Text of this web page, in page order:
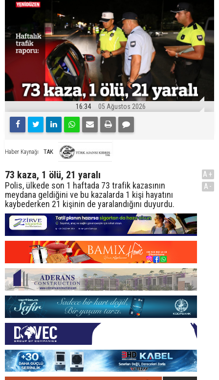
16:34 05 Ağustos 2026
Haber Kaynağı TAK
73 kaza, 1 ölü, 21 yaralı
Polis, ülkede son 1 haftada 73 trafik kazasının
meydana geldiğini ve bu kazalarda 1 kişi hayatını
kaybederken 21 kişinin de yaralandığını duyurdu.
A+
A-